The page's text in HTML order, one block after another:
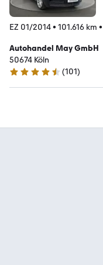
EZ 01/2014• 101.616 km •
Autohandel May GmbH
50674 Köln
4.7 Sterne
(101)